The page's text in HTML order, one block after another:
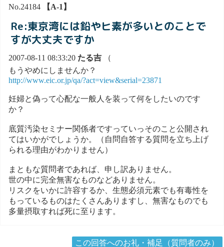
No.24184 【A-1】
Re:東京湾には鉛やヒ素が多いとのことで
すが大丈夫ですか
2007-08-11 08:33:20 たる吉 （
もうやめにしませんか？
http://www.eic.or.jp/qa/?act=view&serial=23871
妊婦と偽って心配な一般人を装って何をしたいのです
か？
底質汚染セミナー関係者ですっていっそのこと公開され
てはいかがでしょうか。（自問自答する質問を立ち上げ
られる理由がわかりません）
まともな質問者であれば、申し訳ありません。
世の中に完全無害なものなどありません。
リスクをいかに許容するか、生態必須元素でも有毒性を
もっているものはたくさんありますし、無害なものでも
多量摂取すれば死に至ります。
この回答へのお礼・補足（質問者のみ）